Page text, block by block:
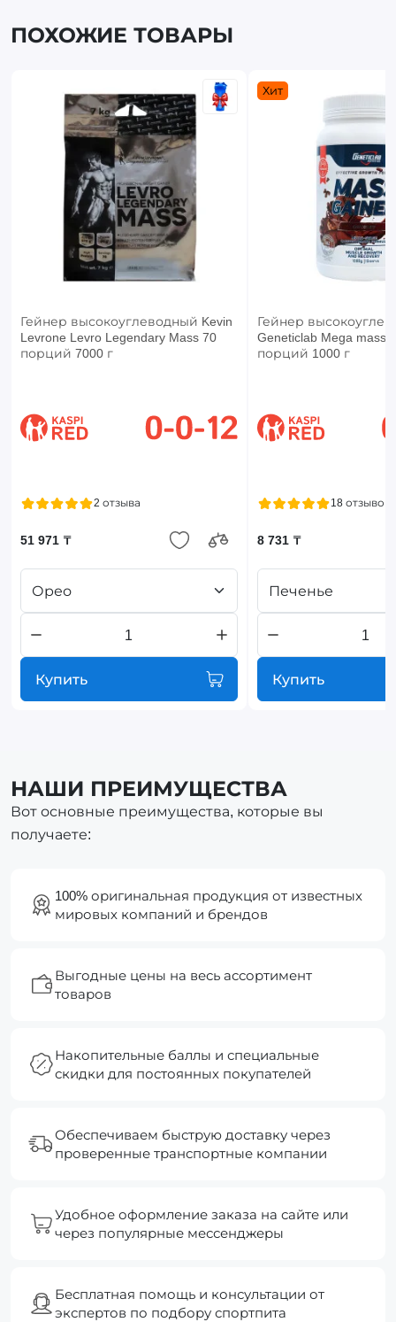
ПОХОЖИЕ ТОВАРЫ
Гейнер высокоуглеводный Kevin
Levrone Levro Legendary Mass 70
порций 7000 г
2 отзыва
51 971 ₸
Орео
Купить
Хит
Гейнер
Geneticlab Mega mass
порций 1000 г
18 отзывов
8 731 ₸
Печенье
Купить
НАШИ ПРЕИМУЩЕСТВА
Вот основные преимущества, которые вы
получаете:
100% оригинальная продукция от известных
мировых компаний и брендов
Выгодные цены на весь ассортимент
товаров
Накопительные баллы и специальные
скидки для постоянных покупателей
Обеспечиваем быструю доставку через
проверенные транспортные компании
Удобное оформление заказа на сайте или
через популярные мессенджеры
Бесплатная помощь и консультации от
экспертов по подбору спортпита